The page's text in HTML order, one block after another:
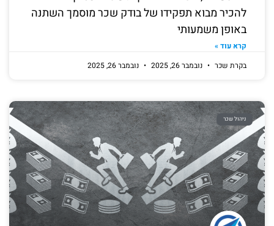
להכיר מבוא תפקידו של בודק שכר מוסמך השתנה
באופן משמעותי
קרא עוד »
בקרת שכר
נובמבר 26, 2025 נובמבר 26, 2025
ניהול שכר